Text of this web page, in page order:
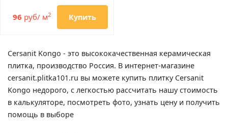
96 руб/ м2 Купить
Cersanit Kongo - это высококачественная керамическая
плитка, производство Россия. В интернет-магазине
cersanit.plitka101.ru вы можете купить плитку Cersanit
Kongo недорого, с легкостью рассчитать нашу стоимость
в калькуляторе, посмотреть фото, узнать цену и получить
помощь в выборе